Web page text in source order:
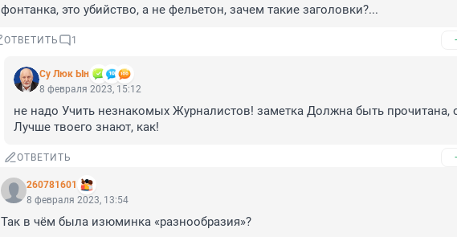
фонтанка, это убийство, а не фельетон, зачем такие заголовки?...
ОТВЕТИТЬ 1
Су Люк Ын
8 февраля 2023, 15:12
не надо Учить незнакомых Журналистов! заметка Должна быть прочитана,
Лучше твоего знают, как!
ОТВЕТИТЬ
260781601
8 февраля 2023, 13:54
Так в чём была изюминка «разнообразия»?